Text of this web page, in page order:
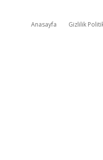
Anasayfa Gizlilik